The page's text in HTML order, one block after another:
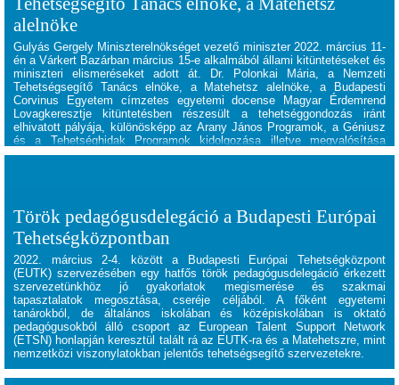
alelnöke
Gulyás Gergely Miniszterelnökséget vezető miniszter 2022. március 11-
én a Várkert Bazárban március 15-e alkalmából állami kitüntetéseket és
miniszteri elismeréseket adott át. Dr. Polonkai Mária, a Nemzeti
Tehetségsegítő Tanács elnöke, a Matehetsz alelnöke, a Budapesti
Corvinus Egyetem címzetes egyetemi docense Magyar Érdemrend
Lovagkeresztje kitüntetésben részesült a tehetséggondozás iránt
elhivatott pályája, különösképp az Arany János Programok, a Géniusz
és a Tehetséghidak Programok kidolgozása illetve megvalósítása
érdekében végzett sokrétű munkája elismeréseképp.
Török pedagógusdelegáció a Budapesti Európai
Tehetségközpontban
2022. március 2-4. között a
Budapesti Európai Tehetségközpont
(EUTK) szervezésében egy hatfős török pedagógusdelegáció érkezett
szervezetünkhöz jó gyakorlatok megismerése és szakmai
tapasztalatok megosztása, cseréje céljából. A főként egyetemi
tanárokból, de általános iskolában és középiskolában is oktató
pedagógusokból álló csoport az European Talent Support Network
(ETSN) honlapján keresztül talált rá az EUTK-ra és a Matehetszre, mint
nemzetközi viszonylatokban jelentős tehetségsegítő szervezetekre.